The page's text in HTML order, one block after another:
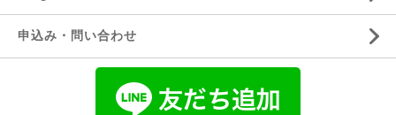
申込み・問い合わせ